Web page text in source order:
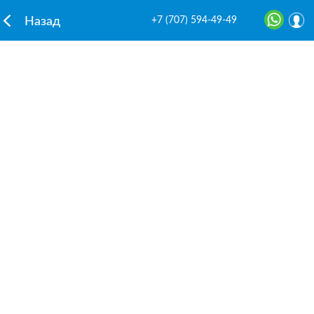
Назад +7 (707) 594-49-49